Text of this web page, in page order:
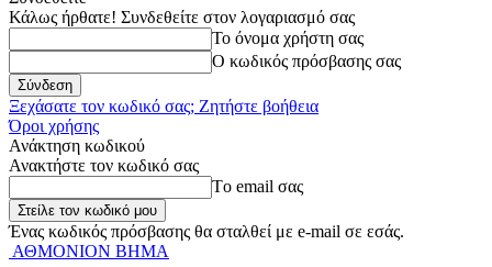
Κάλως ήρθατε! Συνδεθείτε στον λογαριασμό σας
Το όνομα χρήστη σας
Ο κωδικός πρόσβασης σας
Ξεχάσατε τον κωδικό σας; Ζητήστε βοήθεια
Όροι χρήσης
Ανάκτηση κωδικού
Ανακτήστε τον κωδικό σας
Tο email σας
Ένας κωδικός πρόσβασης θα σταλθεί με e-mail σε εσάς.
ΑΘΜΟΝΙΟΝ ΒΗΜΑ